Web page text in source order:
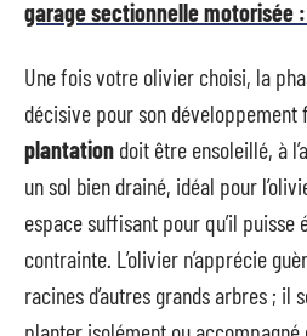
garage sectionnelle motorisée
Une fois votre olivier choisi, la
décisive pour son développement
plantation doit être ensoleillé, à
un sol bien drainé, idéal pour
espace suffisant pour qu’il puisse
contrainte. L’olivier n’apprécie
racines d’autres grands arbres ; il